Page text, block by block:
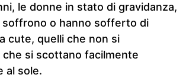
le donne in stato di gravidanza,
o hanno sofferto di
cute, quelli che non si
che si scottano facilmente
al sole.